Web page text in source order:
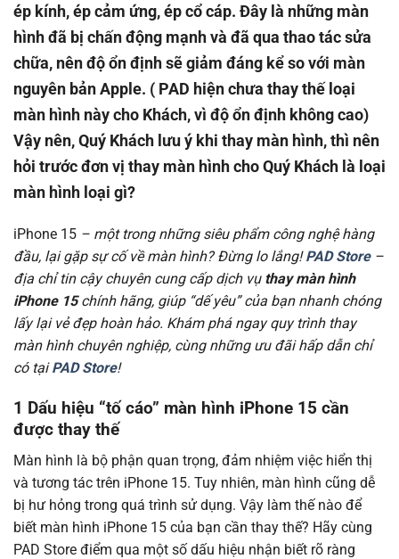
ép kính, ép cảm ứng, ép cổ cáp. Đây là những màn
hình đã bị chấn động mạnh và đã qua thao tác sửa
chữa, nên độ ổn định sẽ giảm đáng kể so với màn
nguyên bản Apple. ( PAD hiện chưa thay thế loại
màn hình này cho Khách, vì độ ổn định không cao)
Vậy nên, Quý Khách lưu ý khi thay màn hình, thì nên
hỏi trước đơn vị thay màn hình cho Quý Khách là loại
màn hình loại gì?
iPhone 15 – một trong những siêu phẩm công nghệ hàng
đầu, lại gặp sự cố về màn hình? Đừng lo lắng!PAD Store –
địa chỉ tin cậy chuyên cung cấp dịch vụ thay màn hình
iPhone 15chính hãng, giúp “dế yêu” của bạn nhanh chóng
lấy lại vẻ đẹp hoàn hảo. Khám phá ngay quy trình thay
màn hình chuyên nghiệp, cùng những ưu đãi hấp dẫn chỉ
có tạiPAD Store!
1 Dấu hiệu “tố cáo” màn hình iPhone 15 cần
được thay thế
Màn hình là bộ phận quan trọng, đảm nhiệm việc hiển thị
và tương tác trên iPhone 15. Tuy nhiên, màn hình cũng dễ
bị hư hỏng trong quá trình sử dụng. Vậy làm thế nào để
biết màn hình iPhone 15 của bạn cần thay thế? Hãy cùng
PAD Store điểm qua một số dấu hiệu nhận biết rõ ràng